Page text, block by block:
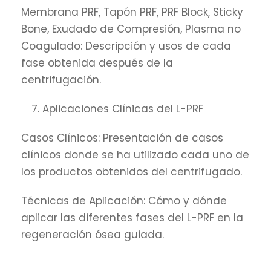
Membrana PRF, Tapón PRF, PRF Block, Sticky
Bone, Exudado de Compresión, Plasma no
Coagulado: Descripción y usos de cada
fase obtenida después de la
centrifugación.
Aplicaciones Clínicas del L-PRF
Casos Clínicos: Presentación de casos
clínicos donde se ha utilizado cada uno de
los productos obtenidos del centrifugado.
Técnicas de Aplicación: Cómo y dónde
aplicar las diferentes fases del L-PRF en la
regeneración ósea guiada.